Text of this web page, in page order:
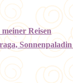
Reisen